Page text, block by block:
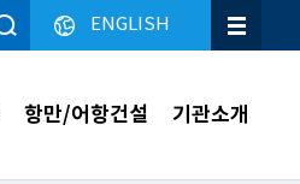
검색
ENGLISH
항만/어항건설 기관소개